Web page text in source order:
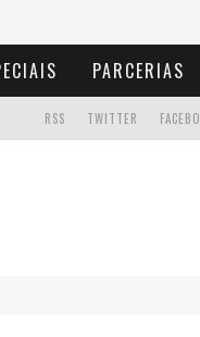
PARCERIAS
TWITTER
RSS